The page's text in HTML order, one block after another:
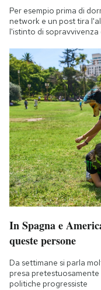
Per esempio prima di
network e un post tira
l'istinto di sopravvivenza
In Spagna e
queste persone
Da settimane si parla
presa
politiche progressiste